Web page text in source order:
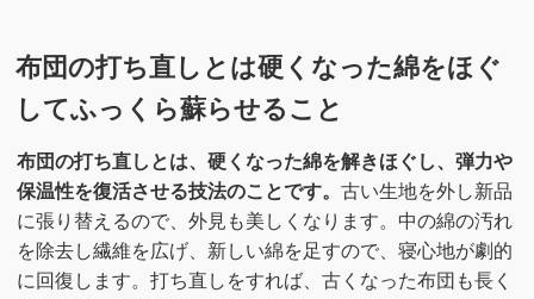
布団の打ち直しとは硬くなった綿をほぐ
してふっくら蘇らせること
布団の打ち直しとは、硬くなった綿を解きほぐし、弾力や
保温性を復活させる技法のことです。 古い生地を外し新品
に張り替えるので、外見も美しくなります。中の綿の汚れ
を除去し繊維を広げ、新しい綿を足すので、寝心地が劇的
に回復します。打ち直しをすれば、古くなった布団も長く